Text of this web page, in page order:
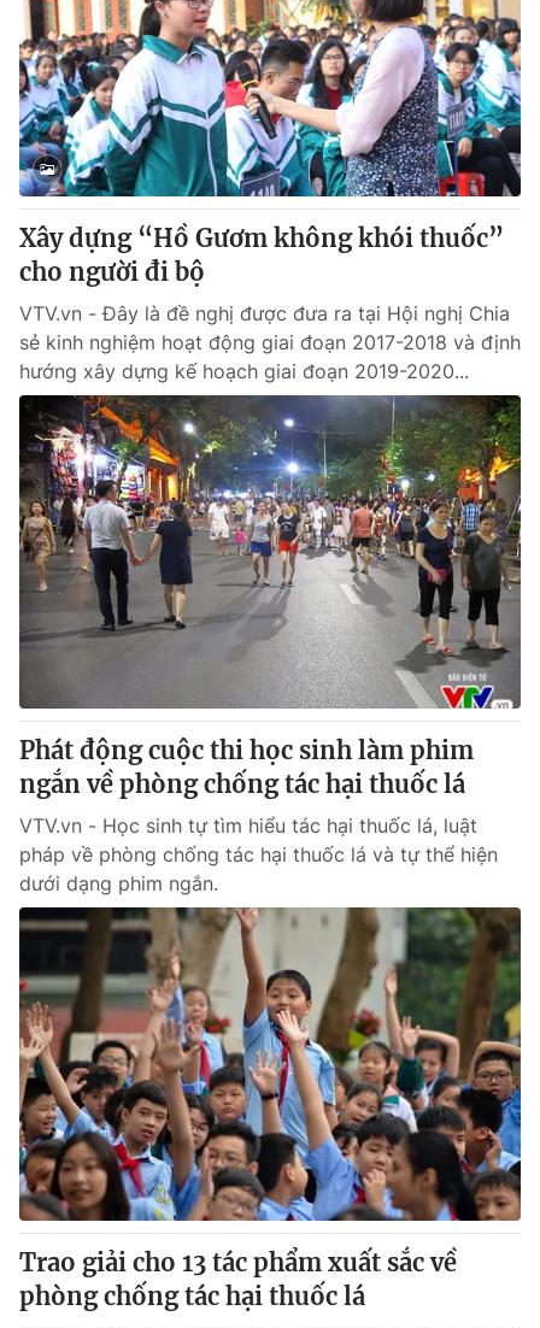
Xây dựng “Hồ Gươm không khói thuốc”
cho người đi bộ
VTV.vn - Đây là đề nghị được đưa ra tại Hội nghị Chia
sẻ kinh nghiệm hoạt động giai đoạn 2017-2018 và định
hướng xây dựng kế hoạch giai đoạn 2019-2020...
Phát động cuộc thi học sinh làm phim
ngắn về phòng chống tác hại thuốc lá
VTV.vn - Học sinh tự tìm hiểu tác hại thuốc lá, luật
pháp về phòng chống tác hại thuốc lá và tự thể hiện
dưới dạng phim ngắn.
Trao giải cho 13 tác phẩm xuất sắc về
phòng chống tác hại thuốc lá